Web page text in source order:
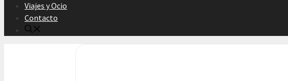
Viajes y Ocio
Contacto